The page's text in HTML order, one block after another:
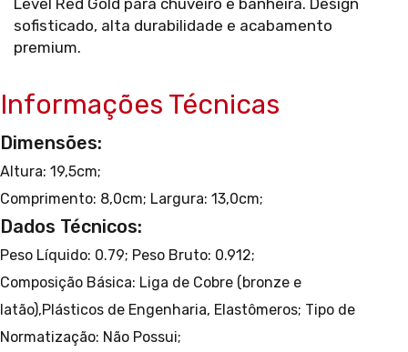
Level Red Gold para chuveiro e banheira. Design
sofisticado, alta durabilidade e acabamento
premium.
Informações Técnicas
Dimensões:
Altura: 19,5cm;
Comprimento: 8,0cm; Largura: 13,0cm;
Dados Técnicos:
Peso Líquido: 0.79; Peso Bruto: 0.912;
Composição Básica: Liga de Cobre (bronze e
latão),Plásticos de Engenharia, Elastômeros; Tipo de
Normatização: Não Possui;